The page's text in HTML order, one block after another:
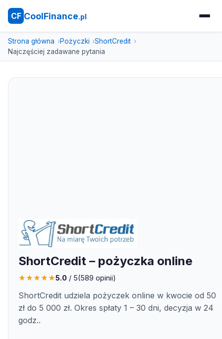
CF CoolFinance.pl
Strona główna Pożyczki
ShortCredit
Najczęściej zadawane pytania
ShortCredit – pożyczka online
★★★★★5.0 / 5(589 opinii)
ShortCredit udziela pożyczek online w kwocie od 50
zł do 5 000 zł. Okres spłaty 1 – 30 dni, decyzja w 24
godz..